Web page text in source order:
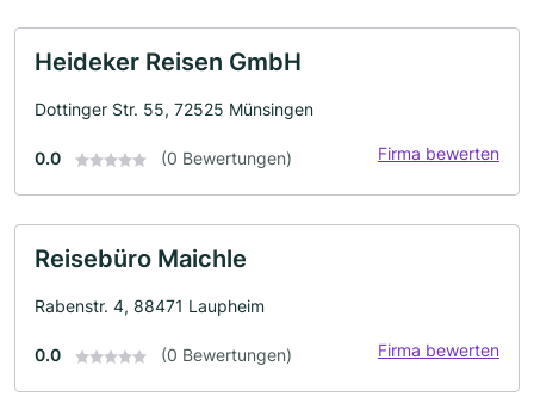
Heideker Reisen GmbH
Dottinger Str. 55, 72525 Münsingen
0.0 (0 Bewertungen) Firma bewerten
Reisebüro Maichle
Rabenstr. 4, 88471 Laupheim
0.0 (0 Bewertungen) Firma bewerten